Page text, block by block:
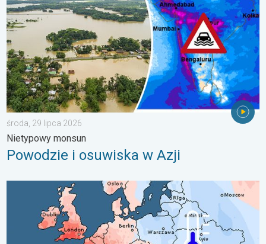
środa, 29 lipca 2026
Nietypowy monsun
Powodzie i osuwiska w Azji
Lipiec pełen pogodowych kontrastów. Podsumowanie